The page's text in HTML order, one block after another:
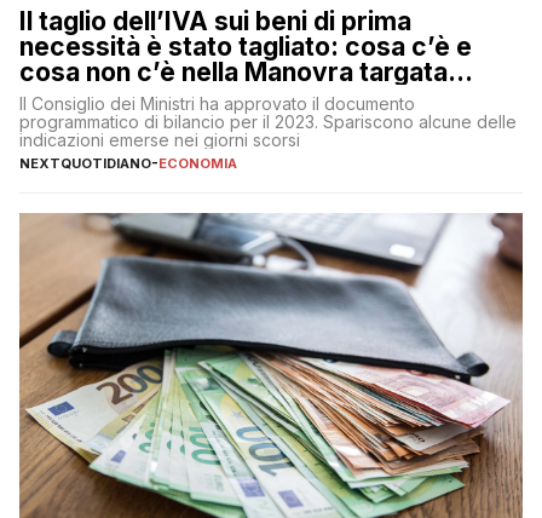
Il taglio dell’IVA sui beni di prima
necessità è stato tagliato: cosa c’è e
cosa non c’è nella Manovra targata
Meloni
Il Consiglio dei Ministri ha approvato il documento
programmatico di bilancio per il 2023. Spariscono alcune delle
indicazioni emerse nei giorni scorsi
NEXTQUOTIDIANO-ECONOMIA